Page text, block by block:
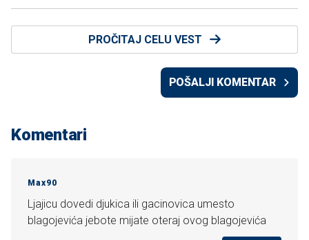
PROČITAJ CELU VEST
POŠALJI KOMENTAR
Komentari
Max90
Ljajicu dovedi djukica ili gacinovica umesto
blagojevića jebote mijate oteraj ovog blagojevića